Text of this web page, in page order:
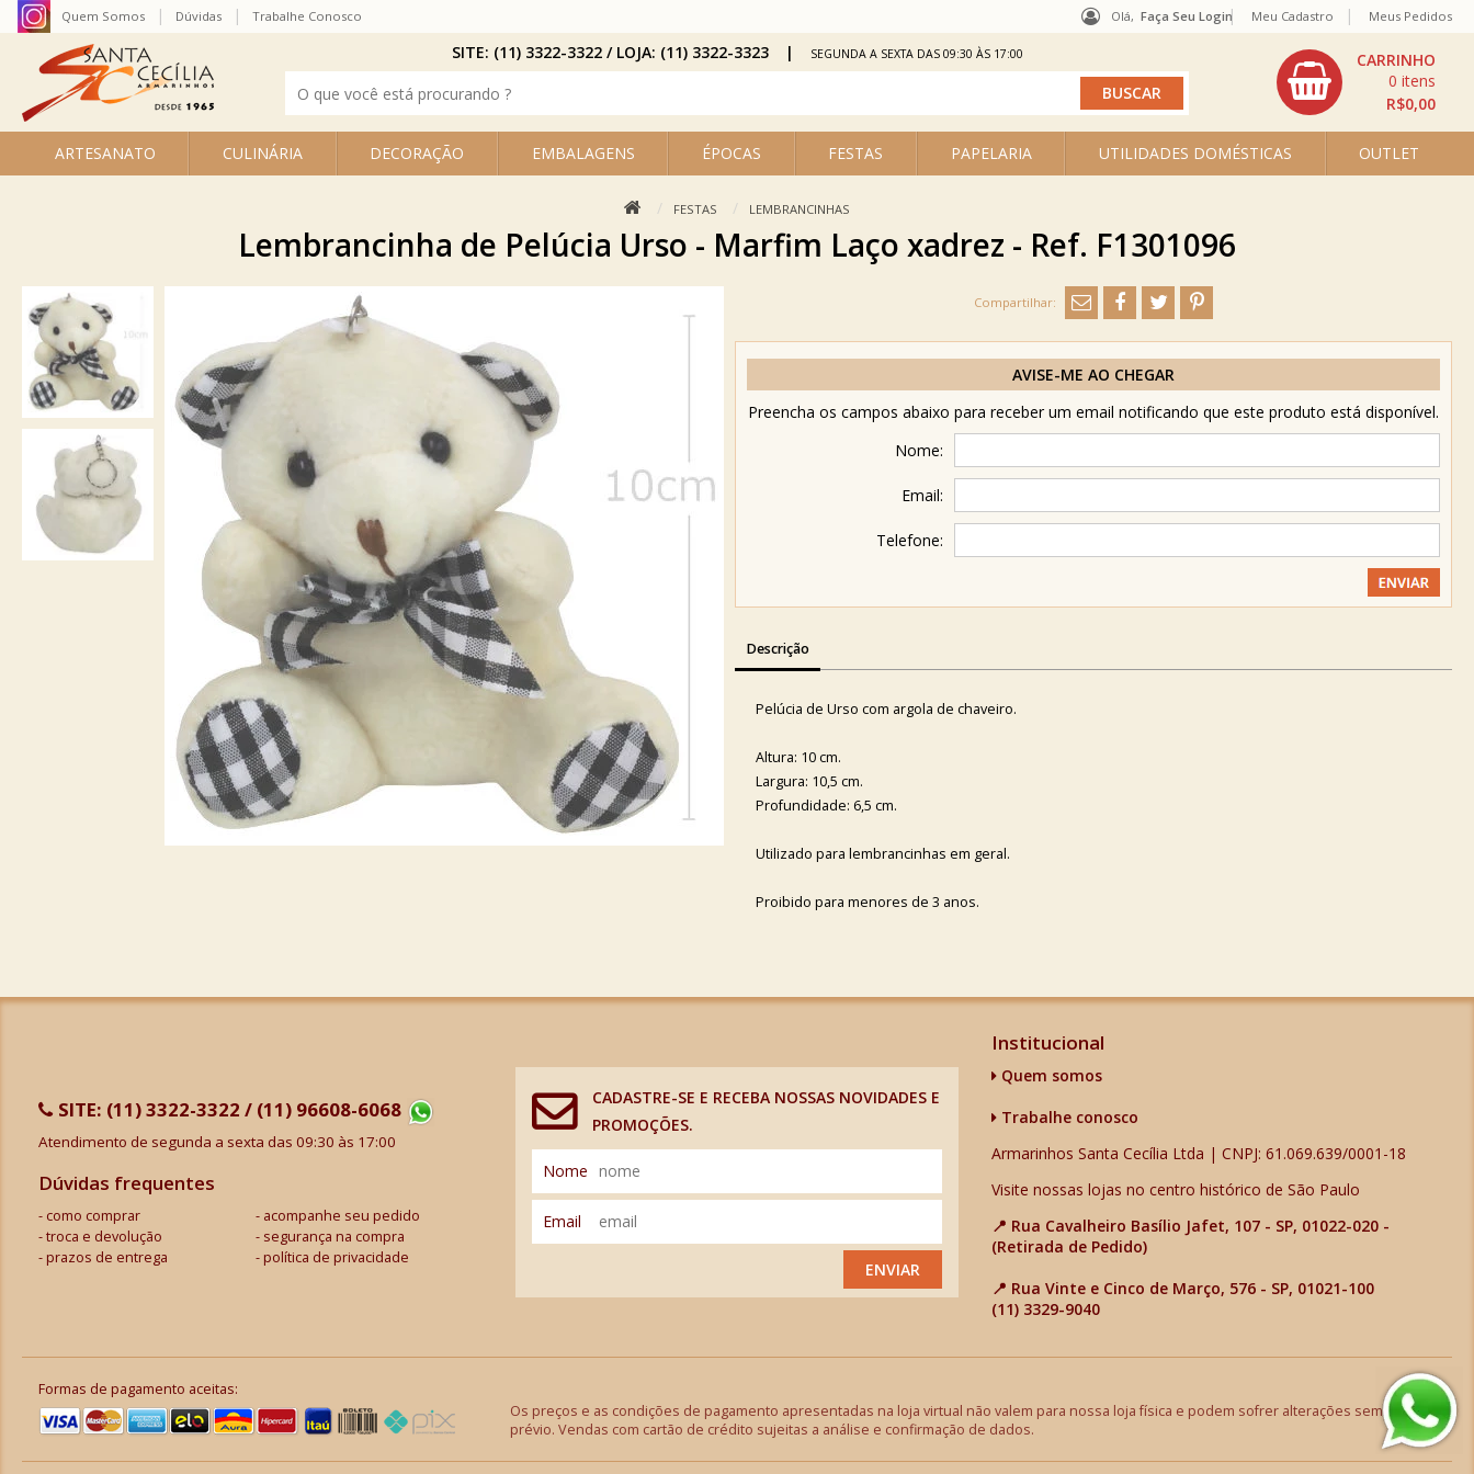
Olá, Faça Seu Login
ARTESANATO CULINÁRIA DECORAÇÃO EMBALAGENS ÉPOCAS FESTAS PAPELARIA UTILIDADES DOMÉSTICAS OUTLET
R$0,00
0
Quem Somos Dúvidas Trabalhe Conosco Meu Cadastro Meus Pedidos
SITE: (11) 3322-3322 / LOJA: (11) 3322-3323 SEGUNDA A SEXTA DAS 09:30 ÀS 17:00
FESTAS LEMBRANCINHAS
Lembrancinha de Pelúcia Urso - Marfim Laço xadrez - Ref. F1301096
AVISE-ME AO CHEGAR
Preencha os campos abaixo para receber um email notificando que este produto está disponível.
Nome:
Email:
Telefone:
Descrição
Pelúcia de Urso com argola de chaveiro.
Altura: 10 cm.
Largura: 10,5 cm.
Profundidade: 6,5 cm.
Utilizado para lembrancinhas em geral.
Proibido para menores de 3 anos.
SITE: (11) 3322-3322 / (11) 96608-6068
Atendimento de segunda a sexta das 09:30 às 17:00
Dúvidas frequentes
como comprar
acompanhe seu pedido
troca e devolução
segurança na compra
prazos de entrega
política de privacidade
CADASTRE-SE E RECEBA NOSSAS NOVIDADES E
PROMOÇÕES.
Nome
Email
ENVIAR
Institucional
Quem somos
Trabalhe conosco
Armarinhos Santa Cecília Ltda | CNPJ: 61.069.639/0001-18
Visite nossas lojas no centro histórico de São Paulo
📍 Rua Cavalheiro Basílio Jafet, 107 - SP, 01022-020 -
(Retirada de Pedido)
📍 Rua Vinte e Cinco de Março, 576 - SP, 01021-100
(11) 3329-9040
Formas de pagamento aceitas:
Os preços e as condições de pagamento apresentadas na loja virtual não valem para nossa loja física e podem sofrer alterações sem aviso
prévio. Vendas com cartão de crédito sujeitas a análise e confirmação de dados.